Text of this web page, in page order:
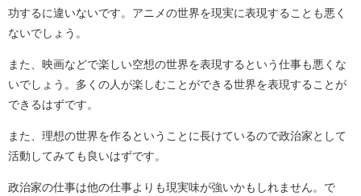
功するに違いないです。アニメの世界を現実に表現することも悪く
ないでしょう。
また、映画などで楽しい空想の世界を表現するという仕事も悪くな
いでしょう。多くの人が楽しむことができる世界を表現することが
できるはずです。
また、理想の世界を作るということに長けているので政治家として
活動してみても良いはずです。
政治家の仕事は他の仕事よりも現実味が強いかもしれません。で